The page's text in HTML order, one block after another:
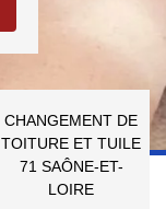
CHANGEMENT DE
TOITURE ET TUILE
71 SAÔNE-ET-
LOIRE